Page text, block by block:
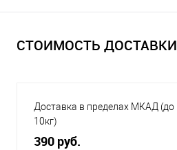
СТОИМОСТЬ ДОСТАВКИ
Доставка в пределах МКАД (до
10кг)
390 руб.